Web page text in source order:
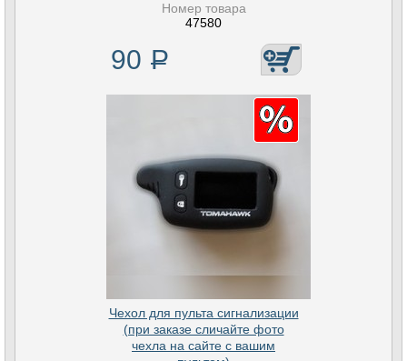
Номер товара
47580
90 Р
Чехол для пульта сигнализации
(при заказе сличайте фото
чехла на сайте с вашим